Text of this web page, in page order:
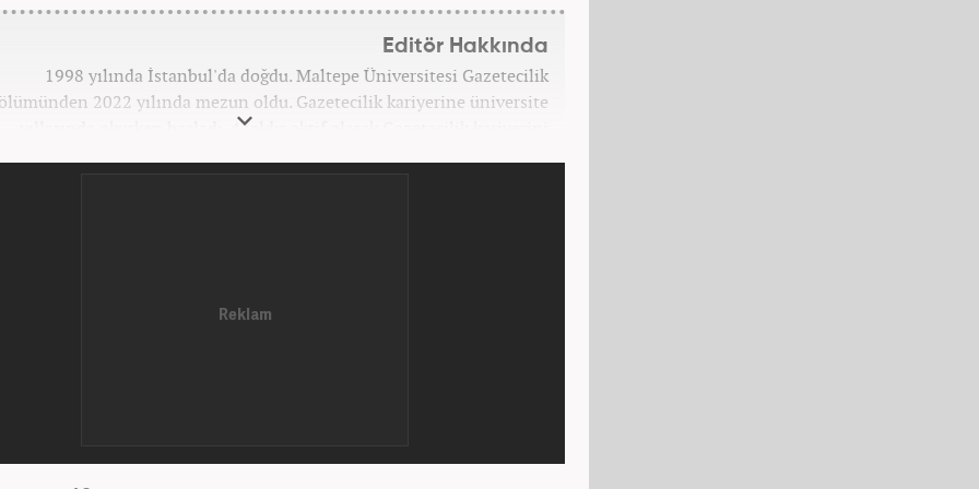
Editör Hakkında
1998 yılında İstanbul'da doğdu. Maltepe Üniversitesi Gazetecilik
2022 yılında mezun oldu. Gazetecilik kariyerine üniversite
yıllarında okurken başladı. 4 yıldır aktif olarak Gazetecilik kariyerini